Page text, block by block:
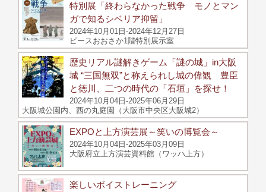
特別展「終わらなかった戦争 モノとマン
ガで知るシベリア抑留」
2024年10月01日-2024年12月27日
ピースおおさか1階特別展示室
歴史リアル謎解きゲーム「謎の城」in大阪
城 “三国無双”と称えられし城の偉観 豊臣
と徳川、二つの時代の「石垣」を探せ！
2024年10月04日-2025年06月29日
大阪城公園内、西の丸庭園（大阪市中央区大阪城2）
EXPOと上方演芸展～笑いの博覧会～
2024年10月04日-2025年03月09日
大阪府立上方演芸資料館（ワッハ上方）
楽しいボイストレーニング